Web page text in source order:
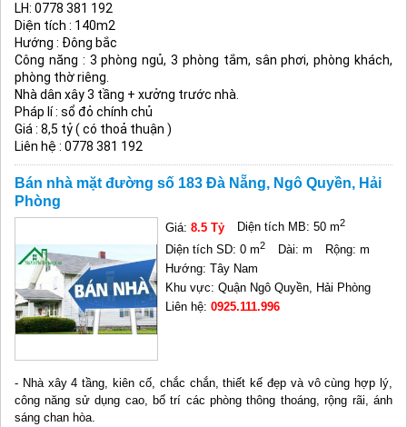
LH: 0778 381 192
Diện tích : 140m2
Hướng : Đông bắc
Công năng : 3 phòng ngủ, 3 phòng tắm, sân phơi, phòng khách,
phòng thờ riêng.
Nhà dân xây 3 tầng + xưởng trước nhà.
Pháp lí : sổ đỏ chính chủ
Giá : 8,5 tỷ ( có thoả thuận )
Liên hệ : 0778 381 192
Bán nhà mặt đường số 183 Đà Nẵng, Ngô Quyền, Hải
Phòng
Giá:8.5 Tỷ Diện tích MB: 50 m2
Diện tích SD: 0 m2 Dài: m
Rộng: m
Hướng: Tây Nam
Khu vực: Quận Ngô Quyền, Hải Phòng
Liên hệ:0925.111.996
- Nhà xây 4 tầng, kiên cố, chắc chắn, thiết kế đẹp và vô cùng hợp lý,
công năng sử dụng cao, bố trí các phòng thông thoáng, rộng rãi, ánh
sáng chan hòa.